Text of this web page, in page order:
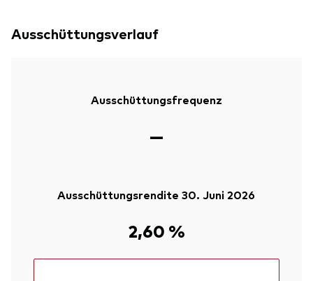
Ausschüttungsverlauf
Ausschüttungsfrequenz
—
Ausschüttungsrendite 30. Juni 2026
2,60 %